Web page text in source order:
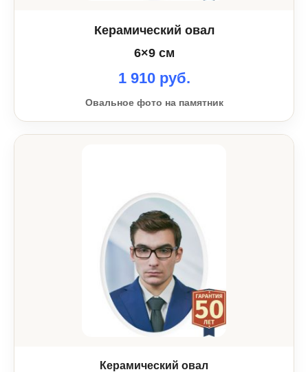
Керамический овал
6×9 см
1 910 руб.
Овальное фото на памятник
Керамический овал